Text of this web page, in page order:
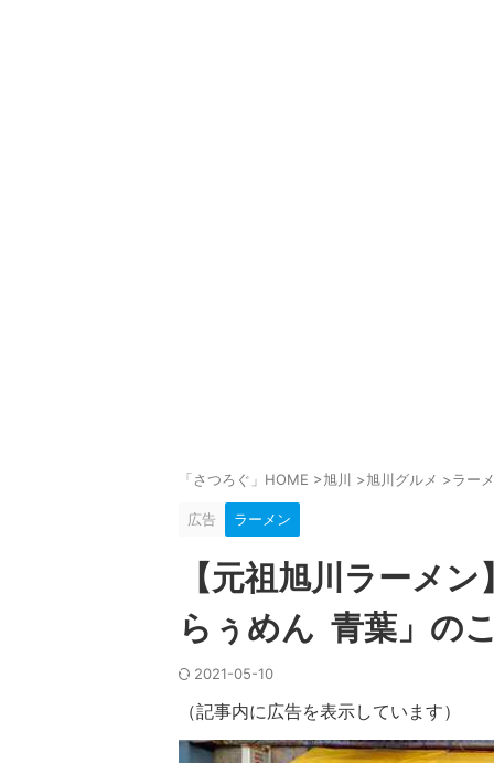
「さつろぐ」HOME >旭川 >旭川グルメ >ラー
広告 ラーメン
【元祖旭川ラーメ
らぅめん 青葉」の
2021-05-10
（記事内に広告を表示しています）